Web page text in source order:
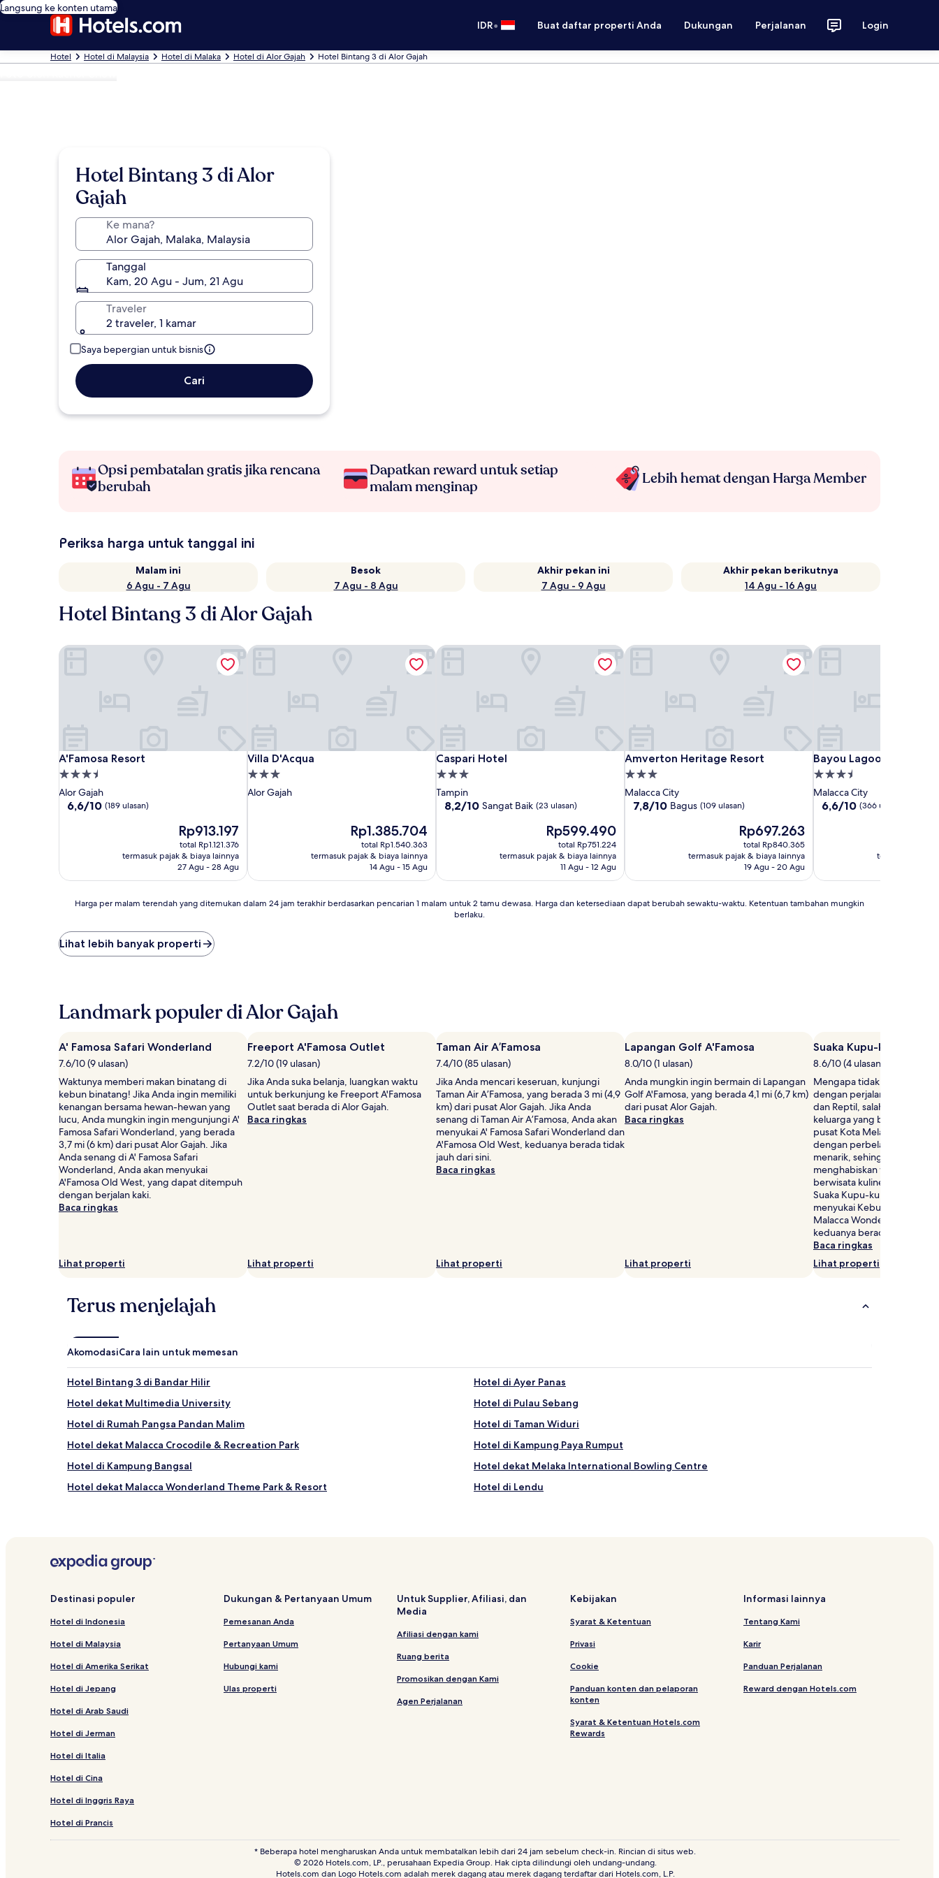
Langsung ke konten utama
IDR• Buat daftar properti Anda Dukungan Perjalanan Login
Hotel Hotel di Malaysia Hotel di Malaka Hotel di Alor Gajah Hotel Bintang 3 di Alor Gajah
Hotel Bintang 3 di Alor
Gajah
Ke mana?
Tanggal
Kam, 20 Agu - Jum, 21 Agu
Traveler
2 traveler, 1 kamar
Saya bepergian untuk bisnis
Cari
Opsi pembatalan gratis jika rencana
berubah
Dapatkan reward untuk setiap
malam menginap
Lebih hemat dengan Harga Member
Periksa harga untuk tanggal ini
Malam ini
6 Agu - 7 Agu
Besok
7 Agu - 8 Agu
Akhir pekan ini
7 Agu - 9 Agu
Akhir pekan berikutnya
14 Agu - 16 Agu
Hotel Bintang 3 di Alor Gajah
A'Famosa Resort
A'Famosa Resort
Properti
bintang
3.5
Alor Gajah
6.6
6,6/10 (189 ulasan)
Harga
sekarang
Rp913.197
Rp913.197
total Rp1.121.376
termasuk pajak & biaya lainnya
27 Agu - 28 Agu
A'Famosa Resort
Villa D'Acqua
Villa D'Acqua
Properti
bintang
Alor Gajah
Harga
sekarang
Rp1.385.704
Rp1.385.704
total Rp1.540.363
termasuk pajak & biaya lainnya
14 Agu - 15 Agu
Villa D'Acqua
Caspari Hotel
Caspari Hotel
Properti
bintang
3.0
Tampin
8.2
ulasan)
8,2/10 Sangat Baik (23 ulasan)
Harga
sekarang
Rp599.490
Rp599.490
total Rp751.224
termasuk pajak & biaya lainnya
11 Agu - 12 Agu
Caspari Hotel
Amverton Heritage Resort
Amverton Heritage Resort
Properti
bintang
3.0
Malacca City
7.8
7,8/10 Bagus (109 ulasan)
Harga
sekarang
Rp697.263
Rp697.263
total Rp840.365
termasuk pajak & biaya lainnya
19 Agu - 20 Agu
Amverton Heritage Resort
Bayou Lagoon Park
Bayou Lagoon Park
Properti
bintang
3.5
Malacca City
6.6
6,6/10 (366 ulasan)
termasuk pajak
Bayou Lagoon Park
Harga
malam
terendah
yang
jam
terakhir
pencarian
1
malam
untuk
2
tamu
dewasa.
Harga
dan
ketersediaan
dapat
berubah
sewaktu-
waktu.
Harga per malam terendah yang ditemukan dalam 24 jam terakhir berdasarkan pencarian 1 malam untuk 2 tamu dewasa. Harga dan ketersediaan dapat berubah sewaktu-waktu. Ketentuan tambahan mungkin
berlaku.
Lihat lebih banyak properti
Landmark populer di Alor Gajah
A' Famosa Safari Wonderland
7.6/10 (9 ulasan)
Waktunya memberi makan binatang di
kebun binatang! Jika Anda ingin memiliki
kenangan bersama hewan-hewan yang
lucu, Anda mungkin ingin mengunjungi A'
Famosa Safari Wonderland, yang berada
3,7 mi (6 km) dari pusat Alor Gajah. Jika
Anda senang di A' Famosa Safari
Wonderland, Anda akan menyukai
A'Famosa Old West, yang dapat ditempuh
dengan berjalan kaki.
Baca ringkas
Lihat properti
Freeport A'Famosa Outlet
7.2/10 (19 ulasan)
Jika Anda suka belanja, luangkan waktu
untuk berkunjung ke Freeport A'Famosa
Outlet saat berada di Alor Gajah.
Baca ringkas
Lihat properti
Taman Air A’Famosa
7.4/10 (85 ulasan)
Jika Anda mencari keseruan, kunjungi
Taman Air A’Famosa, yang berada 3 mi (4,9
km) dari pusat Alor Gajah. Jika Anda
senang di Taman Air A’Famosa, Anda akan
menyukai A' Famosa Safari Wonderland dan
A'Famosa Old West, keduanya berada tidak
jauh dari sini.
Baca ringkas
Lihat properti
Lapangan Golf A'Famosa
8.0/10 (1 ulasan)
Anda mungkin ingin bermain di Lapangan
Golf A'Famosa, yang berada 4,1 mi (6,7 km)
dari pusat Alor Gajah.
Baca ringkas
Lihat properti
Suaka Kupu-kupu dan
8.6/10 (4 ulasan)
Mengapa tidak
dengan perjalanan ke
dan Reptil, salah satu atraksi
keluarga yang berada 8,7 mi
pusat Kota Melaka.
dengan perbelanjaan dan
menarik, sehingga Anda
menghabiskan waktu siang
berwisata kuliner. Jika Anda
Suaka Kupu-kupu dan
menyukai Kebun Binatang
Malacca Wonderland
keduanya berada tidak jauh
Baca ringkas
Lihat properti
Terus menjelajah
AkomodasiCara lain untuk memesan
Hotel Bintang 3 di Bandar Hilir
Hotel di Ayer Panas
Hotel dekat Multimedia University
Hotel di Pulau Sebang
Hotel di Rumah Pangsa Pandan Malim
Hotel di Taman Widuri
Hotel dekat Malacca Crocodile & ​​Recreation Park
Hotel di Kampung Paya Rumput
Hotel di Kampung Bangsal
Hotel dekat Melaka International Bowling Centre
Hotel dekat Malacca Wonderland Theme Park & Resort
Hotel di Lendu
Hotel dekat Mata Air Panas Jasin
Hotel di Kampung Ulu Pegoh
Hotel dekat Tasik Air Keroh
Hotel dekat Bukit Tambun
Hotel di Durian Tunggal
Hotel di Batu Berendam
Hotel dekat Taman Botani Melaka
Hotel di Tebing Tinggi
Hotel Bisnis di Distrik Melaka Tengah
Hotel Bintang 2 di Taman Kota Laksamana
Hotel dengan Kolam Renang di Tanjung Kling
Hotel di Kampung Padang Keladi
Hotel di Kampung Sungai Putat
Hotel di Cheng
Hotel di Bachang
Hotel dekat Lapangan Golf A'Famosa
Destinasi populer
Hotel di Indonesia
Hotel di Malaysia
Hotel di Amerika Serikat
Hotel di Jepang
Hotel di Arab Saudi
Hotel di Jerman
Hotel di Italia
Hotel di Cina
Hotel di Inggris Raya
Hotel di Prancis
Dukungan & Pertanyaan Umum
Pemesanan Anda
Pertanyaan Umum
Hubungi kami
Ulas properti
Untuk Supplier, Afiliasi, dan
Media
Afiliasi dengan kami
Ruang berita
Promosikan dengan Kami
Agen Perjalanan
Kebijakan
Syarat & Ketentuan
Privasi
Cookie
Panduan konten dan pelaporan
konten
Syarat & Ketentuan Hotels.com
Rewards
Informasi lainnya
Tentang Kami
Karir
Panduan Perjalanan
Reward dengan Hotels.com
* Beberapa hotel mengharuskan Anda untuk membatalkan lebih dari 24 jam sebelum check-in. Rincian di situs web.
© 2026 Hotels.com, LP., perusahaan Expedia Group. Hak cipta dilindungi oleh undang-undang.
Hotels.com dan Logo Hotels.com adalah merek dagang atau merek dagang terdaftar dari Hotels.com, L.P.